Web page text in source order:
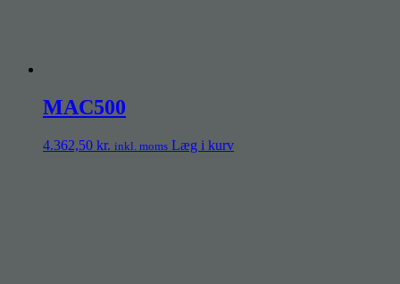
MAC500
4.362,50 kr. inkl. moms Læg i kurv